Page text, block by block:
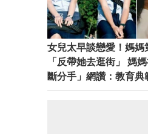
女兒太早談戀愛！媽媽
「反帶她去逛街」 媽媽神比喻「她決定果
斷分手」網讚：教育典